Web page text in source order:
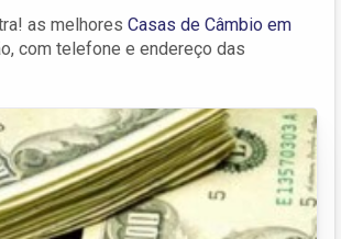
as melhores Casas de Câmbio em
com telefone e endereço das